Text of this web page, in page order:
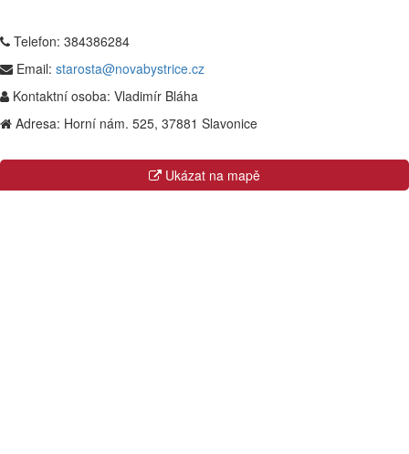
Telefon: 384386284
Email: starosta@novabystrice.cz
Kontaktní osoba: Vladimír Bláha
Adresa: Horní nám. 525, 37881 Slavonice
Ukázat na mapě